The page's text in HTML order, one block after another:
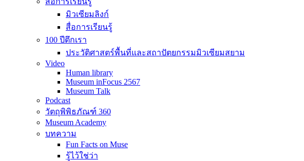
มิวเซียมลิงก์
สื่อการเรียนรู้
100 ปีตึกเรา
ประวัติศาสตร์พื้นที่และสถาปัตยกรรมมิวเซียมสยาม
Video
Human library
Museum inFocus 2567
Museum Talk
Podcast
วัตถุพิพิธภัณฑ์ 360
Museum Academy
บทความ
Fun Facts on Muse
รู้ไว้ใช่ว่า